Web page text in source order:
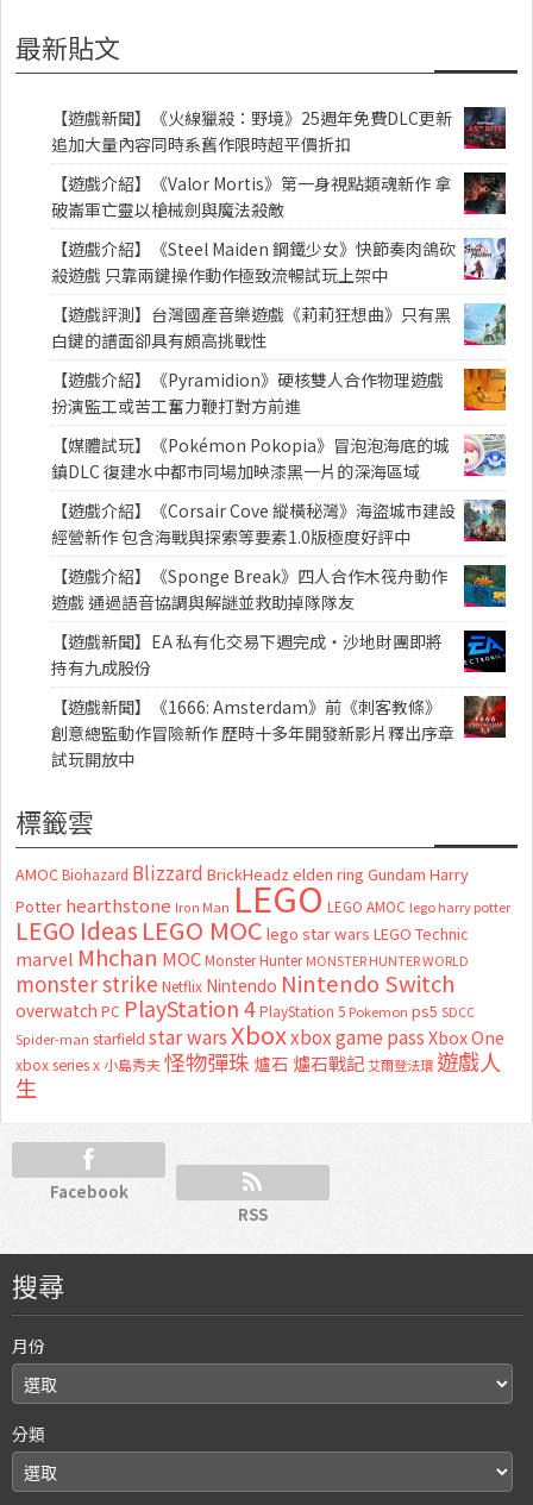
最新貼文
【遊戲新聞】《火線獵殺：野境》25週年免費DLC更新
追加大量內容同時系舊作限時超平價折扣
【遊戲介紹】《Valor Mortis》第一身視點類魂新作 拿
破崙軍亡靈以槍械劍與魔法殺敵
【遊戲介紹】《Steel Maiden 鋼鐵少女》快節奏肉鴿砍
殺遊戲 只靠兩鍵操作動作極致流暢試玩上架中
【遊戲評測】台灣國產音樂遊戲《莉莉狂想曲》只有黑
白鍵的譜面卻具有頗高挑戰性
【遊戲介紹】《Pyramidion》硬核雙人合作物理遊戲
扮演監工或苦工奮力鞭打對方前進
【媒體試玩】《Pokémon Pokopia》冒泡泡海底的城
鎮DLC 復建水中都市同場加映漆黑一片的深海區域
【遊戲介紹】《Corsair Cove 縱橫秘灣》海盜城市建設
經營新作 包含海戰與探索等要素1.0版極度好評中
【遊戲介紹】《Sponge Break》四人合作木筏舟動作
遊戲 通過語音協調與解謎並救助掉隊隊友
【遊戲新聞】EA 私有化交易下週完成・沙地財團即將
持有九成股份
【遊戲新聞】《1666: Amsterdam》前《刺客教條》
創意總監動作冒險新作 歷時十多年開發新影片釋出序章
試玩開放中
標籤雲
AMOC Biohazard Blizzard BrickHeadz elden ring Gundam Harry
Potter hearthstone Iron Man LEGO LEGO AMOC lego harry potter
LEGO Ideas LEGO MOC lego star wars LEGO Technic
marvel Mhchan MOC Monster Hunter MONSTER HUNTER WORLD
monster strike Netflix Nintendo Nintendo Switch
overwatch PC PlayStation 4 PlayStation 5 Pokemon ps5 SDCC
Spider-man starfield star wars Xboxxbox game passXbox One
xbox series x 小島秀夫怪物彈珠 爐石 爐石戰記艾爾登法環 遊戲人
生
Facebook
RSS
搜尋
月份
分類